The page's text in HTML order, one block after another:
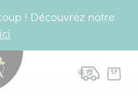
! Découvrez notre
ici